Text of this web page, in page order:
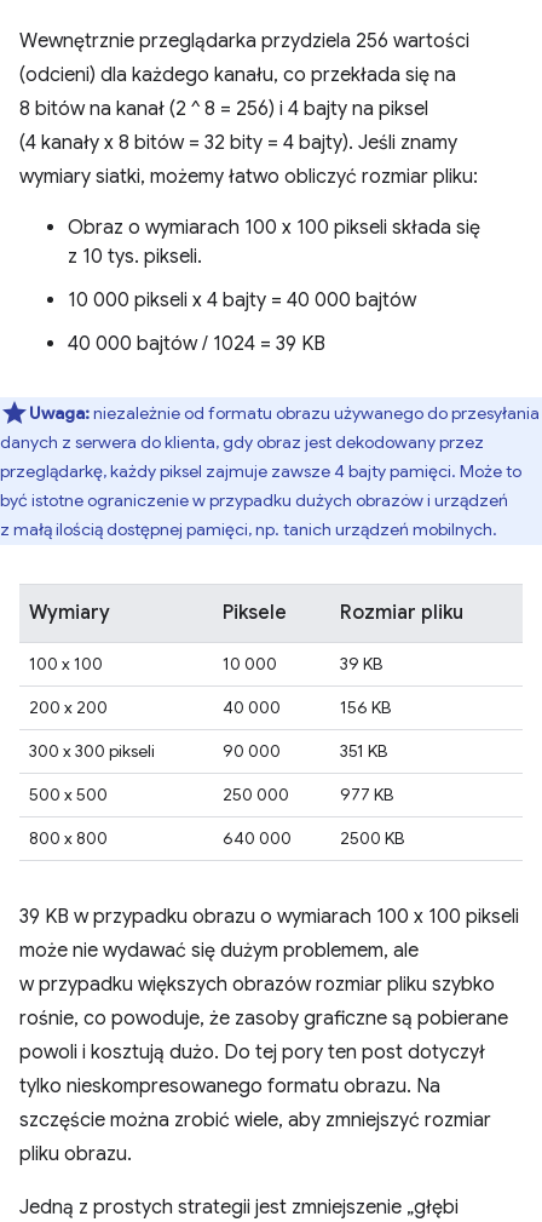
Wewnętrznie przeglądarka przydziela 256 wartości
(odcieni) dla każdego kanału, co przekłada się na
8 bitów na kanał (2 ^ 8 = 256) i 4 bajty na piksel
(4 kanały x 8 bitów = 32 bity = 4 bajty). Jeśli znamy
wymiary siatki, możemy łatwo obliczyć rozmiar pliku:
Obraz o wymiarach 100 x 100 pikseli składa się
z 10 tys. pikseli.
10 000 pikseli x 4 bajty = 40 000 bajtów
40 000 bajtów / 1024 = 39 KB
Uwaga:niezależnie od formatu obrazu używanego do przesyłania
danych z serwera do klienta, gdy obraz jest dekodowany przez
przeglądarkę, każdy piksel zajmuje zawsze 4 bajty pamięci. Może to
być istotne ograniczenie w przypadku dużych obrazów i urządzeń
z małą ilością dostępnej pamięci, np. tanich urządzeń mobilnych.
Wymiary Piksele Rozmiar pliku
100 x 100 10 000
39 KB
200 x 200
40 000
156 KB
300 x 300 pikseli
90 000
351 KB
500 x 500
250 000
977 KB
800 x 800
640 000 2500 KB
39 KB w przypadku obrazu o wymiarach 100 x 100 pikseli
może nie wydawać się dużym problemem, ale
w przypadku większych obrazów rozmiar pliku szybko
rośnie, co powoduje, że zasoby graficzne są pobierane
powoli i kosztują dużo. Do tej pory ten post dotyczył
tylko nieskompresowanego formatu obrazu. Na
szczęście można zrobić wiele, aby zmniejszyć rozmiar
pliku obrazu.
Jedną z prostych strategii jest zmniejszenie „głębi